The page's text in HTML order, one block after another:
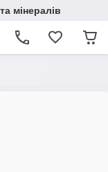
мінералів